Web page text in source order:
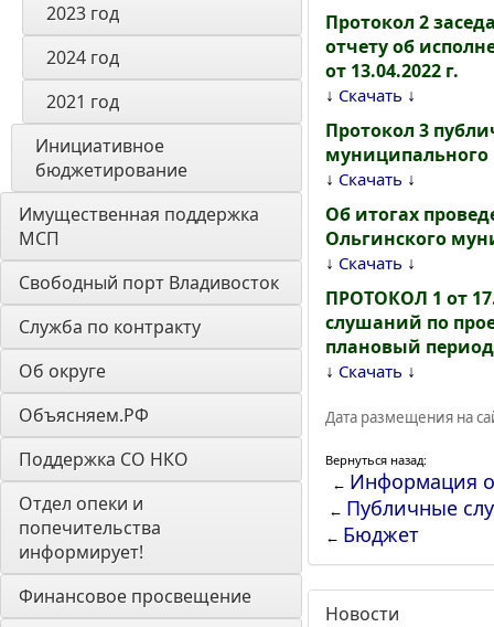
2023 год
2024 год
2021 год
Инициативное
бюджетирование
Имущественная поддержка
МСП
Свободный порт Владивосток
Служба по контракту
Об округе
Объясняем.РФ
Поддержка СО НКО
Отдел опеки и
попечительства
информирует!
Финансовое просвещение
Протокол 2
отчету об
от 13.04.2022 г.
↓ Скачать ↓
Протокол 3
муниципального
↓ Скачать ↓
Об итогах
Ольгинского
↓ Скачать ↓
ПРОТОКОЛ 1 от
слушаний по
плановый период
↓ Скачать ↓
Дата размещения на
Вернуться назад:
← Информация
← Публичные
← Бюджет
Новости